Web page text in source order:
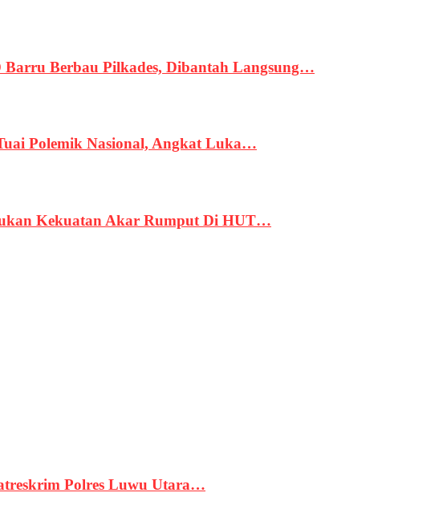
Barru Berbau Pilkades, Dibantah Langsung…
Polemik Nasional, Angkat Luka…
Kekuatan Akar Rumput Di HUT…
Polres Luwu Utara…